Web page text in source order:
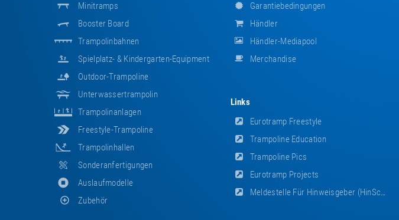
Minitramps
Booster Board
Trampolinbahnen
Spielplatz- & Kindergarten-Equipment
Outdoor-Trampoline
Unterwassertrampolin
Trampolinanlagen
Freestyle-Trampoline
Trampolinhallen
Sonderanfertigungen
Auslaufmodelle
Zubehör
Garantiebedingungen
Händler
Händler-Mediapool
Merchandise
Links
Eurotramp Freestyle
Trampoline Education
Trampoline Pics
Eurotramp Projects
Meldestelle Für Hinweisgeber (HinSchG)